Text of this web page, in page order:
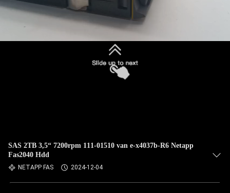
SAS 2TB 3,5“ 7200rpm 111-01510 van e-x4037b-R6 Netapp
Fas2040 Hdd
NETAPP FAS 2024-12-04